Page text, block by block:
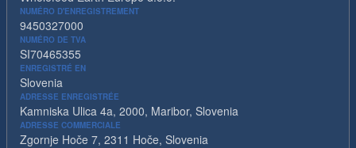
NUMÉRO D'ENREGISTREMENT
9450327000
NUMÉRO DE TVA
SI70465355
ENREGISTRÉ EN
Slovenia
ADRESSE ENREGISTRÉE
Kamniska Ulica 4a, 2000, Maribor, Slovenia
ADRESSE COMMERCIALE
Zgornje Hoče 7, 2311 Hoče, Slovenia